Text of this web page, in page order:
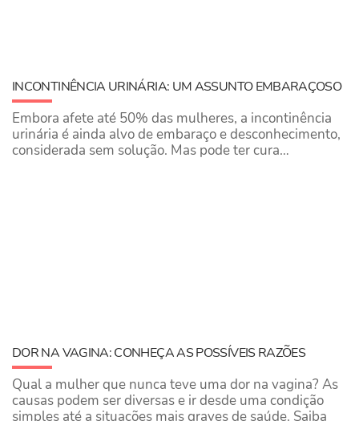
INCONTINÊNCIA URINÁRIA: UM ASSUNTO EMBARAÇOSO
Embora afete até 50% das mulheres, a incontinência
urinária é ainda alvo de embaraço e desconhecimento,
considerada sem solução. Mas pode ter cura…
DOR NA VAGINA: CONHEÇA AS POSSÍVEIS RAZÕES
Qual a mulher que nunca teve uma dor na vagina? As
causas podem ser diversas e ir desde uma condição
simples até a situações mais graves de saúde. Saiba